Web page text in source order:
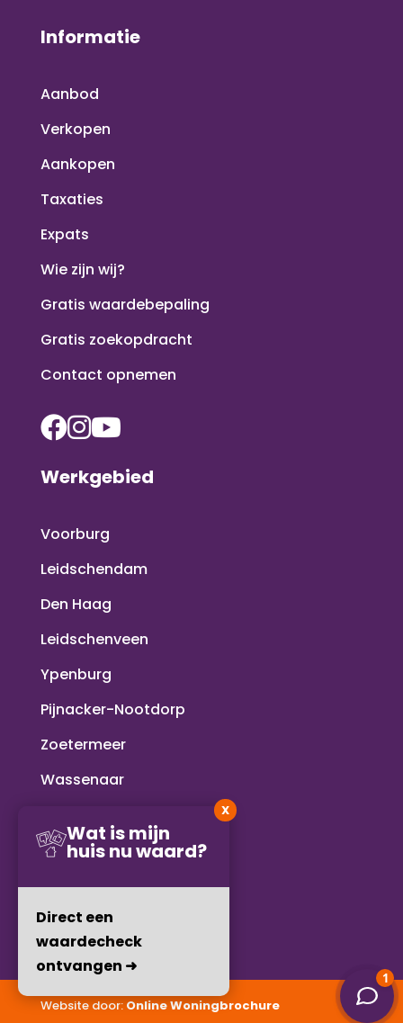
Informatie
Aanbod
Verkopen
Aankopen
Taxaties
Expats
Wie zijn wij?
Gratis waardebepaling
Gratis zoekopdracht
Contact opnemen
Werkgebied
Voorburg
Leidschendam
Den Haag
Leidschenveen
Ypenburg
Pijnacker-Nootdorp
Zoetermeer
Wassenaar
Rijswijk
Delft
Website door:Online Woningbrochure
Wat is mijn
huis nu waard?
Direct een
waardecheck
ontvangen ➜
X